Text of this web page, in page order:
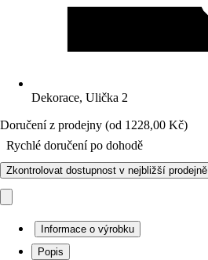
Dekorace, Ulička 2
Doručení z prodejny (od 1228,00 Kč)
Rychlé doručení po dohodě
Zkontrolovat dostupnost v nejbližší prodejně
Informace o výrobku
Popis